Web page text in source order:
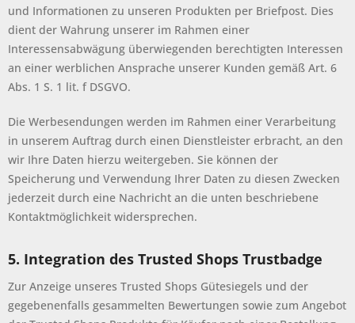
und Informationen zu unseren Produkten per Briefpost. Dies
dient der Wahrung unserer im Rahmen einer
Interessensabwägung überwiegenden berechtigten Interessen
an einer werblichen Ansprache unserer Kunden gemäß Art. 6
Abs. 1 S. 1 lit. f DSGVO.
Die Werbesendungen werden im Rahmen einer Verarbeitung
in unserem Auftrag durch einen Dienstleister erbracht, an den
wir Ihre Daten hierzu weitergeben. Sie können der
Speicherung und Verwendung Ihrer Daten zu diesen Zwecken
jederzeit durch eine Nachricht an die unten beschriebene
Kontaktmöglichkeit widersprechen.
5. Integration des Trusted Shops Trustbadge
Zur Anzeige unseres Trusted Shops Gütesiegels und der
gegebenenfalls gesammelten Bewertungen sowie zum Angebot